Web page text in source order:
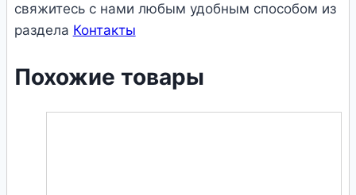
свяжитесь с нами любым удобным способом из
раздела Контакты
Похожие товары